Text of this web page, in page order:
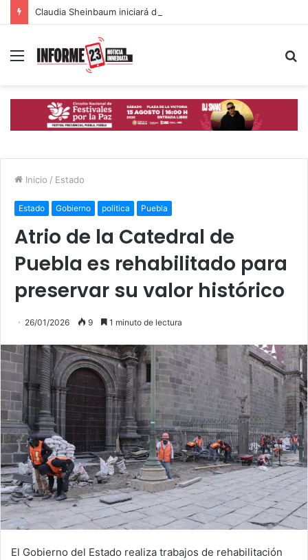
Menú
Inicio / Estado
Estado Gobierno politica Puebla
Atrio de la Catedral de
Puebla es rehabilitado para
preservar su valor histórico
26/01/2026 9 1 minuto de lectura
El Gobierno del Estado realiza trabajos de rehabilitación